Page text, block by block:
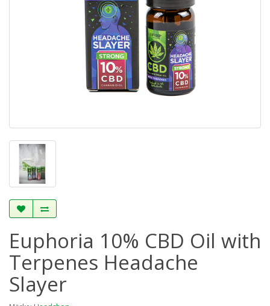
Euphoria 10% CBD Oil with
Terpenes Headache
Slayer